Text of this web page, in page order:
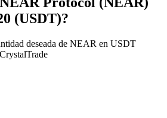
(USDT)?
deseada de NEAR en USDT